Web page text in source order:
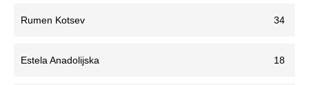
Rumen Kotsev 34
Estela Anadolijska 18